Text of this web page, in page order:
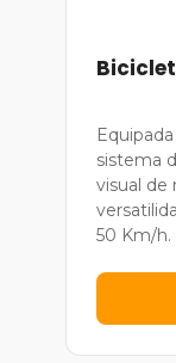
sistema
visual de
50 Km/h.